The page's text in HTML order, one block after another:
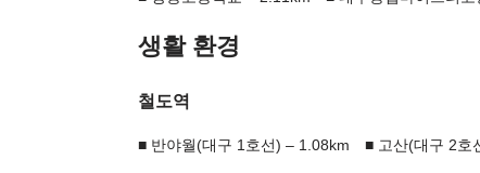
생활 환경
철도역
반야월(대구 1호선) – 1.08km 고산(대구 2호